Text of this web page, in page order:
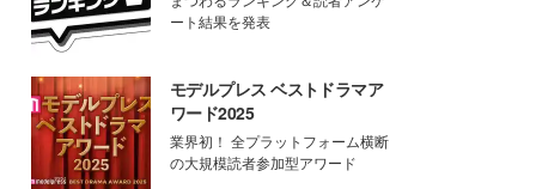
ート結果を発表
モデルプレス ベストドラマア
ワード2025
業界初！ 全プラットフォーム横断
の大規模読者参加型アワード